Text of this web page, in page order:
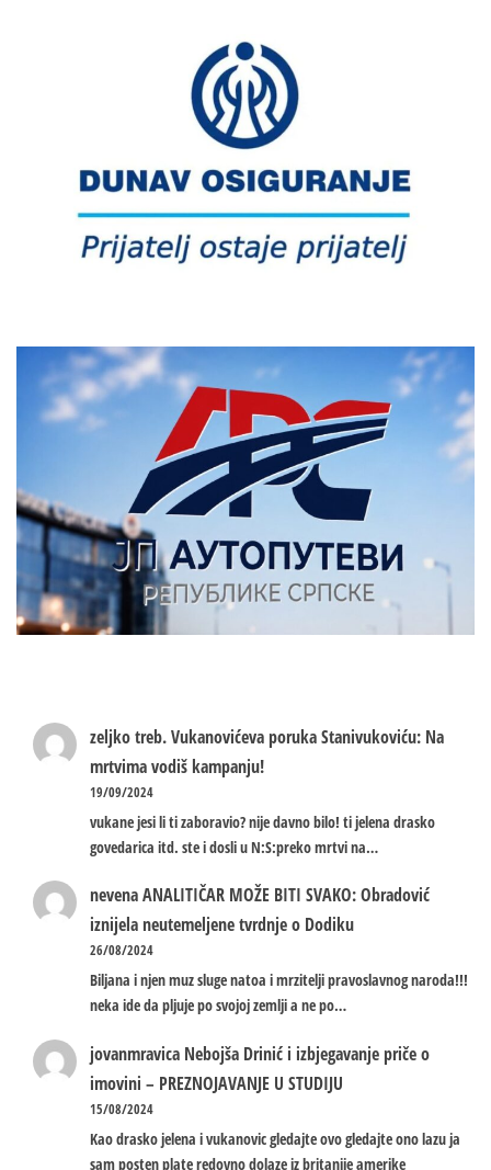
zeljko treb.Vukanovićeva poruka Stanivukoviću: Na
mrtvima vodiš kampanju!
19/09/2024
vukane jesi li ti zaboravio? nije davno bilo! ti jelena drasko
govedarica itd. ste i dosli u N:S:preko mrtvi na…
nevenaANALITIČAR MOŽE BITI SVAKO: Obradović
iznijela neutemeljene tvrdnje o Dodiku
26/08/2024
Biljana i njen muz sluge natoa i mrzitelji pravoslavnog naroda!!!
neka ide da pljuje po svojoj zemlji a ne po…
jovanmravica Nebojša Drinić i izbjegavanje priče o
imovini – PREZNOJAVANJE U STUDIJU
15/08/2024
Kao drasko jelena i vukanovic gledajte ovo gledajte ono lazu ja
sam posten plate redovno dolaze iz britanije amerike